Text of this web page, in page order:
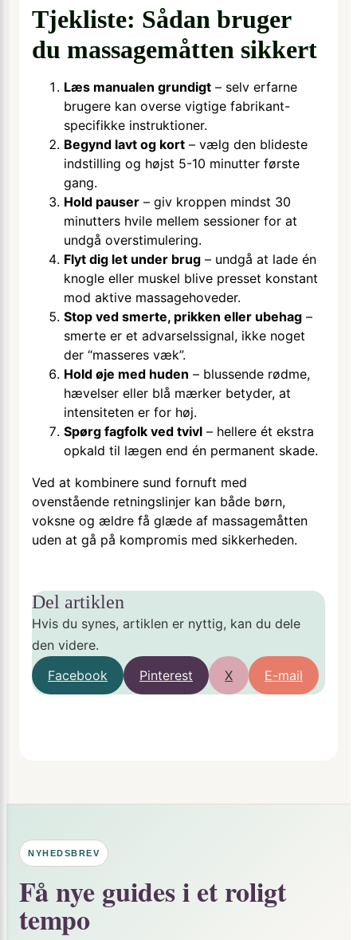
Tjekliste: Sådan bruger
du massagemåtten sikkert
Læs manualen grundigt – selv erfarne
brugere kan overse vigtige fabrikant-
specifikke instruktioner.
Begynd lavt og kort – vælg den blideste
indstilling og højst 5-10 minutter første
gang.
Hold pauser – giv kroppen mindst 30
minutters hvile mellem sessioner for at
undgå overstimulering.
Flyt dig let under brug – undgå at lade én
knogle eller muskel blive presset konstant
mod aktive massagehoveder.
Stop ved smerte, prikken eller ubehag –
smerte er et advarselssignal, ikke noget
der “masse­res væk”.
Hold øje med huden – blussende rødme,
hævelser eller blå mærker betyder, at
intensiteten er for høj.
Spørg fagfolk ved tvivl – hellere ét ekstra
opkald til lægen end én permanent skade.
Ved at kombinere sund fornuft med
ovenstående retningslinjer kan både børn,
voksne og ældre få glæde af massagemåtten
uden at gå på kompromis med sikkerheden.
Del artiklen
Hvis du synes, artiklen er nyttig, kan du dele
den videre.
Facebook
Pinterest X E-mail
NYHEDSBREV
Få nye guides i et roligt
tempo